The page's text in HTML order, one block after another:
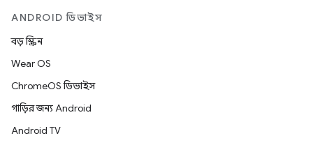
ANDROID ডিভাইস
বড় স্ক্রিন
Wear OS
ChromeOS ডিভাইস
গাড়ির জন্য Android
Android TV